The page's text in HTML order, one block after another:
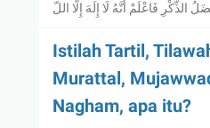
Istilah Tartil,
Murattal,
Nagham, apa itu?